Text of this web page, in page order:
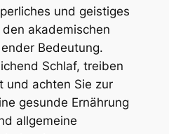
und geistiges
akademischen
Bedeutung.
Schlaf, treiben
und achten Sie zur
gesunde Ernährung
allgemeine